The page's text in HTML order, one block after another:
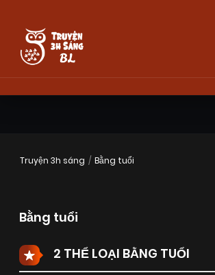
Truyện 3h sáng Bằng tuổi
Bằng tuổi
2 THỂ LOẠI BẰNG TUỔI